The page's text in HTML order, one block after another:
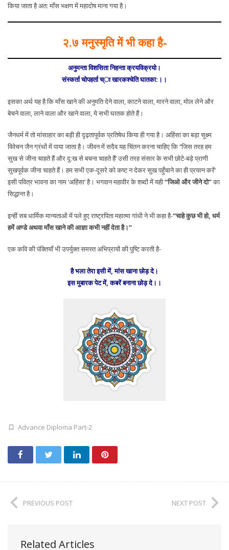
किया जाता है अत: माँस भक्षण में महादोष माना गया है।
२.७ मनुस्मृति में भी कहा है-
अनुमन्ता विशसिता निहन्ता क्रयविक्रयो।
संस्कर्ता चोपहर्ता च्ा खारकश्चेति घातका:।।
इसका अर्थ यह है कि माँस खाने की अनुमति देने वाला, काटने वाला, मारने वाला, मोल लेने और
बेचने वाला, लाने वाला और खाने वाला, ये सभी घातक होते हैं।
जैनधर्म में तो मांसाहार का बड़ी ही दृढ़तापूर्वक प्रतिषेध किया ही गया है। अहिंसा का बड़ा सूक्ष्म
विवेचन जैन ग्रंथों में पाया जाता है। जीवन में सदैव यह चिंतन करना चाहिए कि ‘‘जिस तरह हम
सुख से जीना चाहते हैं और दु:ख से बचना चाहते हैं’ उसी तरह संसार के सभी छोटे-बड़े प्राणी
सुखपूर्वक जीना चाहते हैं। हम सभी एक-दूसरे को कष्ट न देकर सुख पहुँचाने का ही प्रयत्न करें’
इसी पवित्र भावना का नाम ‘अहिंसा’ है। भगवान महावीर के शब्दों में यही‘‘जिओ और जीने दो’’का
सिद्धान्त है।
इन्हीं सब धार्मिक मान्यताओं में पले हुए राष्ट्रपिता महात्मा गांधी ने भी कहा है-‘‘चाहे कुछ भी हो, धर्म
हमें अण्डे अथवा माँस खाने की आज्ञा कभी नहीं देता है।’’
एक कवि की पंक्तियाँ भी उपर्युक्त समस्त अभिप्रायों की पुष्टि करती है-
है भला तेरा इसी में, मांस खाना छोड़ दे।
इस मुबारक पेट में, कबरें बनाना छोड़ दे।।
Advance Diploma Part-2
PREVIOUS POST NEXT POST
Related Articles